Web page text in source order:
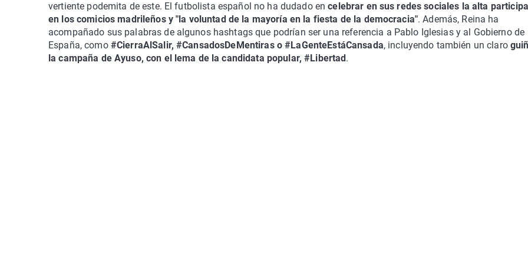
vertiente podemita de este. El futbolista español no ha dudado en celebrar en sus redes sociales la alta
en los comicios madrileños y "la voluntad de la mayoría en la fiesta de la democracia". Además, Reina ha
acompañado sus palabras de algunos hashtags que podrían ser una referencia a Pablo Iglesias y al Gobierno de
España, como #CierraAlSalir, #CansadosDeMentiras o #LaGenteEstáCansada, incluyendo también un claro
la campaña de Ayuso, con el lema de la candidata popular, #Libertad .